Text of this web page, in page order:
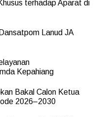
terhadap Aparat di
Lanud JA
Kepahiang
Bakal Calon Ketua
2026–2030